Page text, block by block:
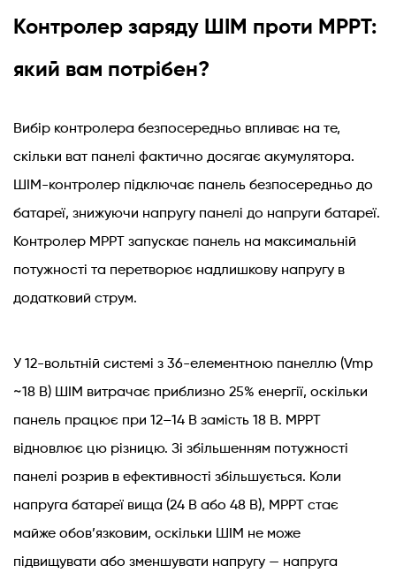
Контролер заряду ШІМ проти MPPT:
який вам потрібен?
Вибір контролера безпосередньо впливає на те,
скільки ват панелі фактично досягає акумулятора.
ШІМ-контролер підключає панель безпосередньо до
батареї, знижуючи напругу панелі до напруги батареї.
Контролер MPPT запускає панель на максимальній
потужності та перетворює надлишкову напругу в
додатковий струм.
У 12-вольтній системі з 36-елементною панеллю (Vmp
~18 В) ШІМ витрачає приблизно 25% енергії, оскільки
панель працює при 12–14 В замість 18 В. MPPT
відновлює цю різницю. Зі збільшенням потужності
панелі розрив в ефективності збільшується. Коли
напруга батареї вища (24 В або 48 В), MPPT стає
майже обов’язковим, оскільки ШІМ не може
підвищувати або зменшувати напругу — напруга